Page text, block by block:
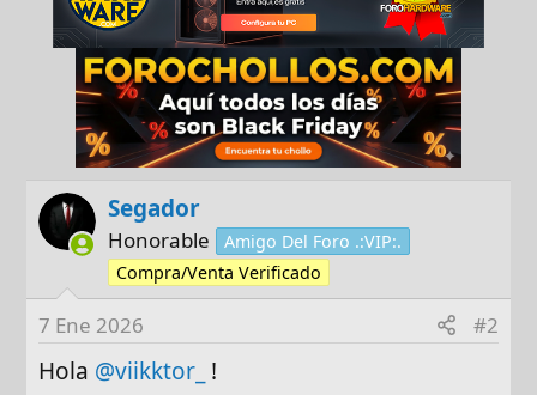
Segador
Honorable
Amigo Del Foro .:VIP:.
Compra/Venta Verificado
7 Ene 2026 #2
Hola @viikktor_ !